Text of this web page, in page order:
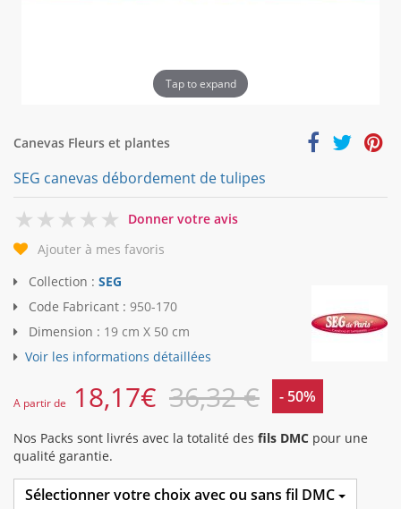
Tap to expand
Canevas Fleurs et plantes
SEG canevas débordement de tulipes
0
Donner votre avis
Ajouter à mes favoris
Collection : SEG
Code Fabricant : 950-170
Dimension : 19 cm X 50 cm
Voir les informations détaillées
A partir de 18,17€ 36,32 € - 50%
Nos Packs sont livrés avec la totalité des fils DMC pour une
qualité garantie.
Sélectionner votre choix avec ou sans fil DMC